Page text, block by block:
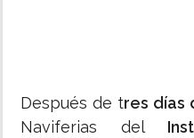
Después de tres días
Naviferias del